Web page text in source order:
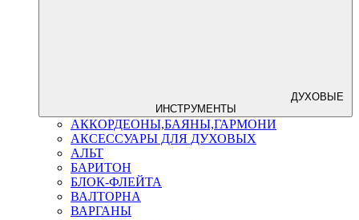
ДУХОВЫЕ
ИНСТРУМЕНТЫ
АККОРДЕОНЫ,БАЯНЫ,ГАРМОНИ
АКСЕССУАРЫ ДЛЯ ДУХОВЫХ
АЛЬТ
БАРИТОН
БЛОК-ФЛЕЙТА
ВАЛТОРНА
ВАРГАНЫ